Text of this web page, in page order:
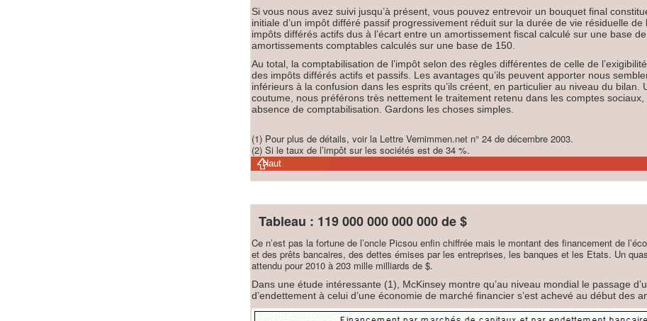
Si vous nous avez suivi jusqu’à présent, vous pouvez entrevoir un bouquet final
initiale d’un impôt différé passif progressivement réduit sur la durée de vie résiduelle de
impôts différés actifs dus à l’écart entre un amortissement fiscal calculé sur une base
amortissements comptables calculés sur une base de 150.
Au total, la comptabilisation de l’impôt selon des règles différentes de celle de
des impôts différés actifs et passifs. Les avantages qu’ils peuvent apporter nous
inférieurs à la confusion dans les esprits qu’ils créent, en particulier au niveau du bilan.
coutume, nous préférons très nettement le traitement retenu dans les comptes sociaux,
absence de comptabilisation. Gardons les choses simples.
(1) Pour plus de détails, voir la Lettre Vernimmen.net n° 24 de décembre 2003.
(2) Si le taux de l’impôt sur les sociétés est de 34 %.
Haut
Tableau : 119 000 000 000 000 de $
Ce n’est pas la fortune de l’oncle Picsou enfin chiffrée mais le montant des financement de
et des prêts bancaires, des dettes émises par les entreprises, les banques et les Etats. Un
attendu pour 2010 à 203 mille milliards de $.
Dans une étude intéressante (1), McKinsey montre qu’au niveau mondial le passage
d’endettement à celui d’une économie de marché financier s’est achevé au début des